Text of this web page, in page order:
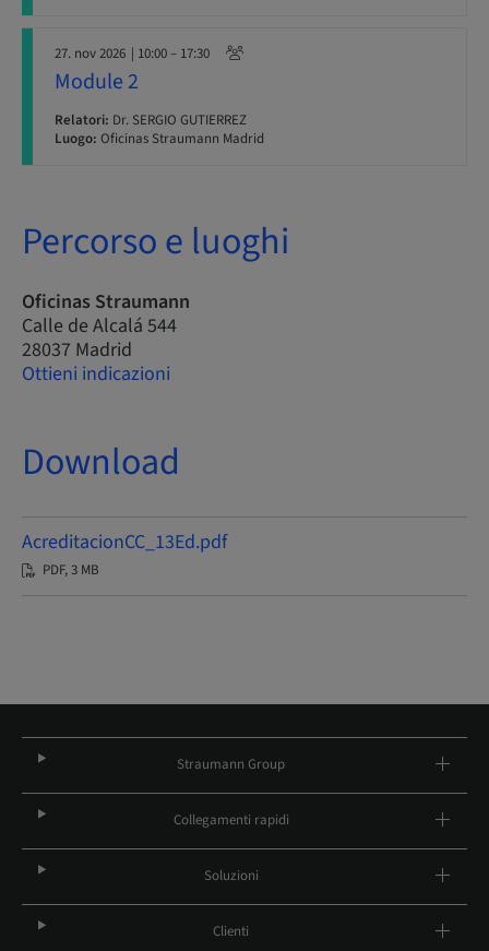
27. nov 2026 | 10:00 – 17:30
Module 2
Relatori: Dr. SERGIO GUTIERREZ
Luogo: Oficinas Straumann Madrid
Percorso e luoghi
Oficinas Straumann
Calle de Alcalá 544
28037 Madrid
Ottieni indicazioni
Download
AcreditacionCC_13Ed.pdf
PDF, 3 MB
Straumann Group
Collegamenti rapidi
Soluzioni
Clienti